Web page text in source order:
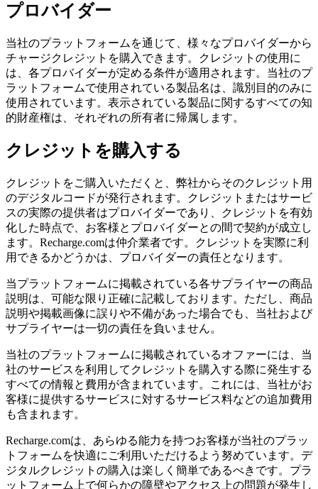
プロバイダー
当社のプラットフォームを通じて、様々なプロバイダーから
チャージクレジットを購入できます。クレジットの使用に
は、各プロバイダーが定める条件が適用されます。当社のプ
ラットフォームで使用されている製品名は、識別目的のみに
使用されています。表示されている製品に関するすべての知
的財産権は、それぞれの所有者に帰属します。
クレジットを購入する
クレジットをご購入いただくと、弊社からそのクレジット用
のデジタルコードが発行されます。クレジットまたはサービ
スの実際の提供者はプロバイダーであり、クレジットを有効
化した時点で、お客様とプロバイダーとの間で契約が成立し
ます。Recharge.comは仲介業者です。クレジットを実際に利
用できるかどうかは、プロバイダーの責任となります。
当プラットフォームに掲載されている各サプライヤーの商品
説明は、可能な限り正確に記載しております。ただし、商品
説明や掲載画像に誤りや不備があった場合でも、当社および
サプライヤーは一切の責任を負いません。
当社のプラットフォームに掲載されているオファーには、当
社のサービスを利用してクレジットを購入する際に発生する
すべての情報と費用が含まれています。これには、当社がお
客様に提供するサービスに対するサービス料などの追加費用
も含まれます。
Recharge.comは、あらゆる能力を持つお客様が当社のプラッ
トフォームを快適にご利用いただけるよう努めています。デ
ジタルクレジットの購入は楽しく簡単であるべきです。プラ
ットフォーム上で何らかの障壁やアクセス上の問題が発生し